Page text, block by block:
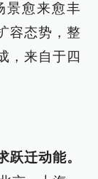
景愈来愈丰
容态势，整
，来自于四
跃迁动能。